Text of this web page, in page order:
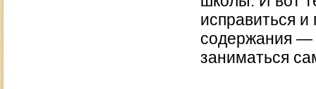
исправиться
содержания —
заниматься